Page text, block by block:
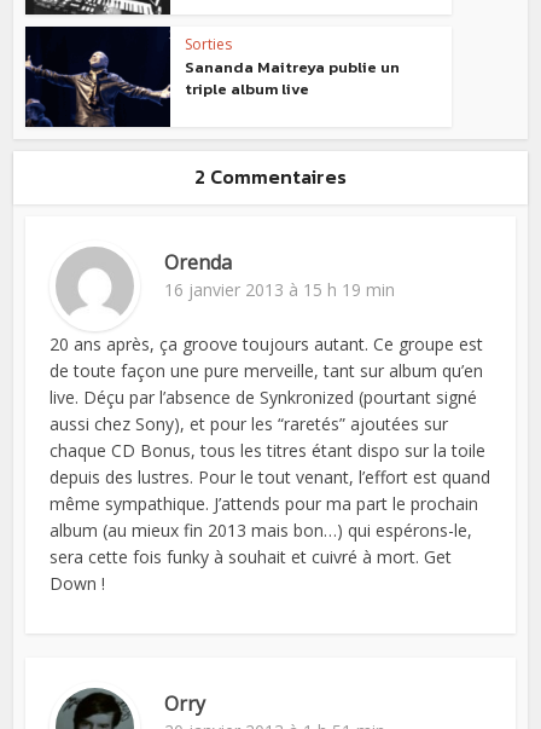
Sorties
Sananda Maitreya publie un
triple album live
2 Commentaires
Orenda
16 janvier 2013 à 15 h 19 min
20 ans après, ça groove toujours autant. Ce groupe est
de toute façon une pure merveille, tant sur album qu’en
live. Déçu par l’absence de Synkronized (pourtant signé
aussi chez Sony), et pour les “raretés” ajoutées sur
chaque CD Bonus, tous les titres étant dispo sur la toile
depuis des lustres. Pour le tout venant, l’effort est quand
même sympathique. J’attends pour ma part le prochain
album (au mieux fin 2013 mais bon…) qui espérons-le,
sera cette fois funky à souhait et cuivré à mort. Get
Down !
Orry